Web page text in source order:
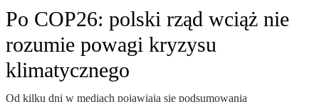
Po COP26: polski rząd wciąż nie
rozumie powagi kryzysu
klimatycznego
Od kilku dni w mediach pojawiają się podsumowania